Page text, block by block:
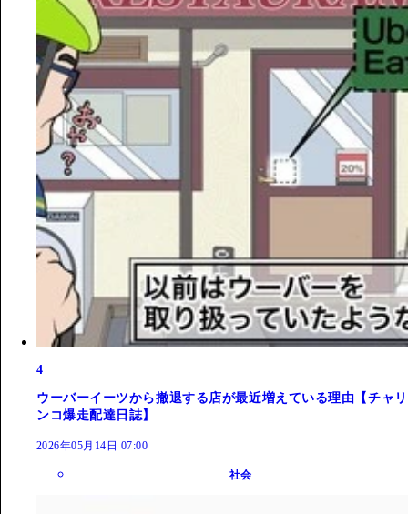
4
ウーバーイーツから撤退する店が最近増えている理由【チャリ
ンコ爆走配達日誌】
2026年05月14日 07:00
社会